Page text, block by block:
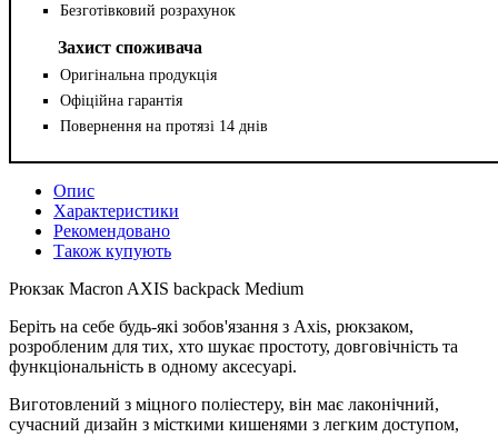
Безготівковий розрахунок
Захист споживача
Оригінальна продукція
Офіційна гарантія
Повернення на протязі 14 днів
Опис
Характеристики
Рекомендовано
Також купують
Рюкзак Macron AXIS backpack Medium
Беріть на себе будь-які зобов'язання з Axis, рюкзаком,
розробленим для тих, хто шукає простоту, довговічність та
функціональність в одному аксесуарі.
Виготовлений з міцного поліестеру, він має лаконічний,
сучасний дизайн з місткими кишенями з легким доступом,